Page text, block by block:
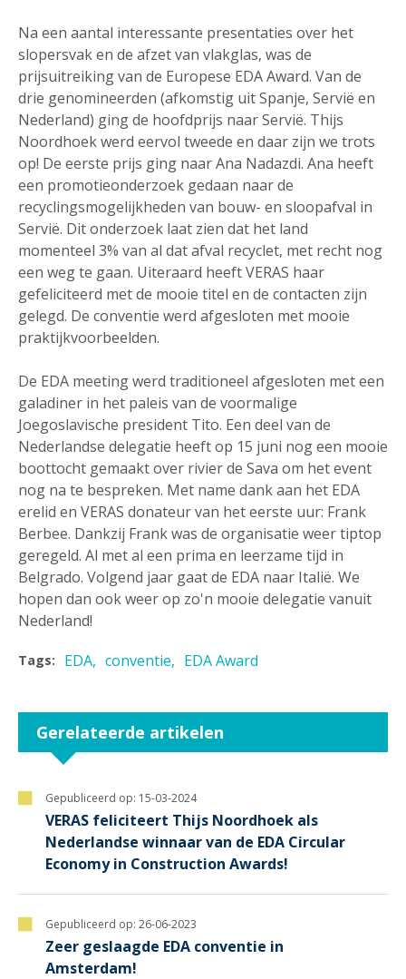
Na een aantal interessante presentaties over het
slopersvak en de afzet van vlakglas, was de
prijsuitreiking van de Europese EDA Award. Van de
drie genomineerden (afkomstig uit Spanje, Servië en
Nederland) ging de hoofdprijs naar Servië. Thijs
Noordhoek werd eervol tweede en daar zijn we trots
op! De eerste prijs ging naar Ana Nadazdi. Ana heeft
een promotieonderzoek gedaan naar de
recyclingsmogelijkheden van bouw- en sloopafval in
Servië. Dit onderzoek laat zien dat het land
momenteel 3% van al dat afval recyclet, met recht nog
een weg te gaan. Uiteraard heeft VERAS haar
gefeliciteerd met de mooie titel en de contacten zijn
gelegd. De conventie werd afgesloten met mooie
praktijkvoorbeelden.
De EDA meeting werd traditioneel afgesloten met een
galadiner in het paleis van de voormalige
Joegoslavische president Tito. Een deel van de
Nederlandse delegatie heeft op 15 juni nog een mooie
boottocht gemaakt over rivier de Sava om het event
nog na te bespreken. Met name dank aan het EDA
erelid en VERAS donateur van het eerste uur: Frank
Berbee. Dankzij Frank was de organisatie weer tiptop
geregeld. Al met al een prima en leerzame tijd in
Belgrado. Volgend jaar gaat de EDA naar Italië. We
hopen dan ook weer op zo'n mooie delegatie vanuit
Nederland!
Tags: EDA conventie EDA Award
Gerelateerde artikelen
Gepubliceerd op: 15-03-2024
VERAS feliciteert Thijs Noordhoek als
Nederlandse winnaar van de EDA Circular
Economy in Construction Awards!
Gepubliceerd op: 26-06-2023
Zeer geslaagde EDA conventie in
Amsterdam!